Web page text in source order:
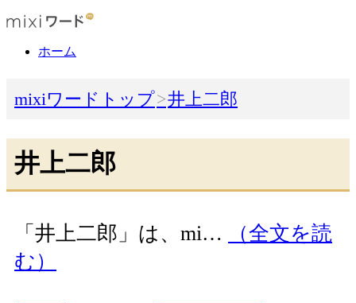
ホーム
mixiワードトップ 井上二郎
井上二郎
「井上二郎」は、mi…
（全文を読
む）